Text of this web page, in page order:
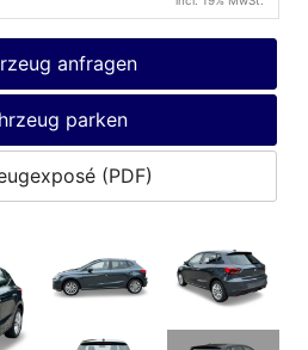
anfragen
parken
(PDF)